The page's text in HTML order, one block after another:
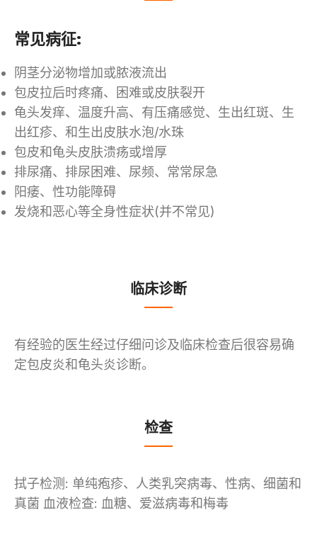
常见病征:
阴茎分泌物增加或脓液流出
包皮拉后时疼痛、困难或皮肤裂开
龟头发痒、温度升高、有压痛感觉、生出红斑、生
出红疹、和生出皮肤水泡/水珠
包皮和龟头皮肤溃疡或增厚
排尿痛、排尿困难、尿频、常常尿急
阳痿、性功能障碍
发烧和恶心等全身性症状(并不常见)
临床诊断
有经验的医生经过仔细问诊及临床检查后很容易确
定包皮炎和龟头炎诊断。
检查
拭子检测: 单纯疱疹、人类乳突病毒、性病、细菌和
真菌 血液检查: 血糖、爱滋病毒和梅毒